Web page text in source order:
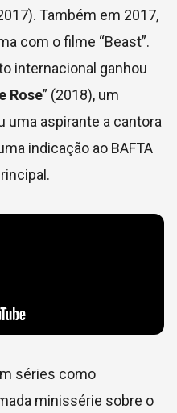
Também em 2017,
com o filme “Beast”.
internacional ganhou
Rose” (2018), um
uma aspirante a cantora
indicação ao BAFTA
séries como
minissérie sobre o